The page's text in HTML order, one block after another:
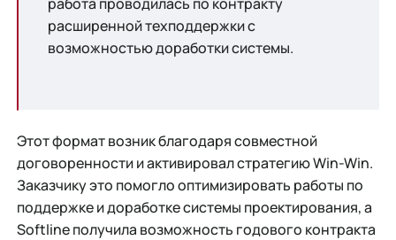
расширенной техподдержки с
возможностью доработки системы.
Этот формат возник благодаря совместной
договоренности и активировал стратегию Win-Win.
Заказчику это помогло оптимизировать работы по
поддержке и доработке системы проектирования, а
Softline получила возможность годового контракта